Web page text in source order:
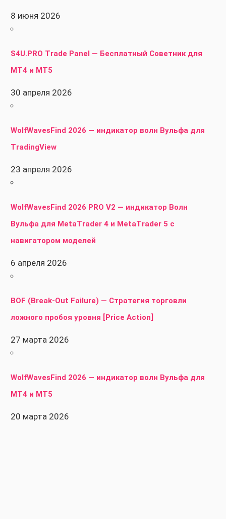
8 июня 2026
S4U.PRO Trade Panel — Бесплатный Советник для
MT4 и MT5
30 апреля 2026
WolfWavesFind 2026 — индикатор волн Вульфа для
TradingView
23 апреля 2026
WolfWavesFind 2026 PRO V2 — индикатор Волн
Вульфа для MetaTrader 4 и MetaTrader 5 с
навигатором моделей
6 апреля 2026
BOF (Break-Out Failure) — Стратегия торговли
ложного пробоя уровня [Price Action]
27 марта 2026
WolfWavesFind 2026 — индикатор волн Вульфа для
MT4 и MT5
20 марта 2026